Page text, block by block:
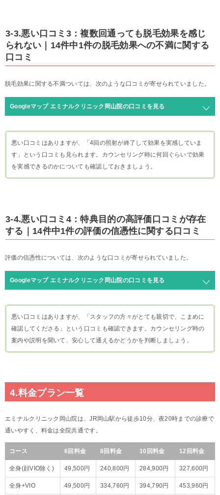
3-3.悪い口コミ3：複数回通っても脱毛効果を感じ
られない｜14件中1件の脱毛効果への不満に関する
口コミ
脱毛効果に関する不満ついては、次のような口コミが寄せられていました。
Googleマップ エミナルクリニック岡山院の口コミを見る
悪い口コミはありますが、「4回の照射が終了して効果を実感していま
す」という口コミも見られます。カウンセリング時に何回ぐらいで効果
を実感できるのかについても確認しておきましょう。
3-4.悪い口コミ4：特典目的の高評価口コミが存在
する｜14件中1件の評価の信憑性に関する口コミ
評価の信憑性については、次のような口コミが寄せられていました。
Googleマップ エミナルクリニック岡山院の口コミを見る
悪い口コミはありますが、「スタッフの方々がとても親切で、こまめに
確認してくださる」という口コミも確認できます。カウンセリング時の
案内や説明を聞いて、安心して通えるかどうかを判断しましょう。
4.料金プラン一覧
エミナルクリニック岡山院は、JR岡山駅から徒歩10分、夜20時までの診療で
通いやすく、料金は全院共通です。
コース 6回料金 8回料金 10回料金 12回料金
全身(顔VIO除く) 49,500円 240,800円 284,900円 327,600円
全身+VIO 49,500円 334,760円 394,790円 453,960円